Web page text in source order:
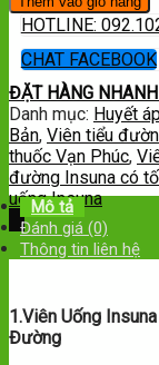
HOTLINE:
CHAT FACEBOOK
ĐẶT HÀNG NHANH
Danh mục: Huyết
Bản, Viên tiểu
thuốc Vạn Phúc,
đường Insuna có
uống Insuna
Mô tả
Đánh giá (0)
Thông tin liên hệ
1.Viên Uống
Đường